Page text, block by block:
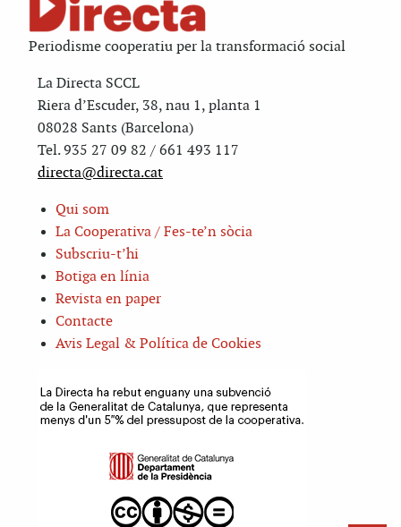
Periodisme cooperatiu per la transformació social
La Directa SCCL
Riera d’Escuder, 38, nau 1, planta 1
08028 Sants (Barcelona)
Tel. 935 27 09 82 / 661 493 117
directa@directa.cat
Qui som
La Cooperativa / Fes-te’n sòcia
Subscriu-t’hi
Botiga en línia
Revista en paper
Contacte
Avis Legal & Política de Cookies